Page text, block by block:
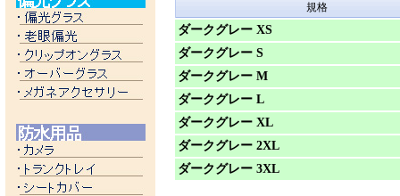
規格
ダークグレー XS
ダークグレー S
ダークグレー M
ダークグレー L
ダークグレー XL
ダークグレー 2XL
ダークグレー 3XL